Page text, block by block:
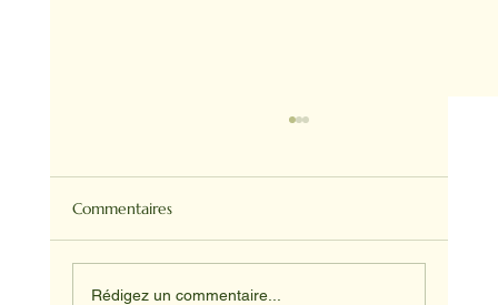
Commentaires
Rédigez un commentaire...